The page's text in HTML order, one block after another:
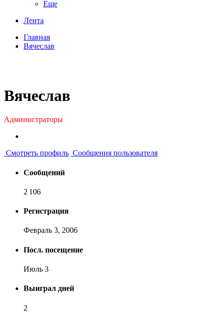
Еще
Лента
Главная
Вячеслав
Вячеслав
Администраторы
Смотреть профиль Сообщения пользователя
Сообщений
2 106
Регистрация
Февраль 3, 2006
Посл. посещение
Июль 3
Выиграл дней
2